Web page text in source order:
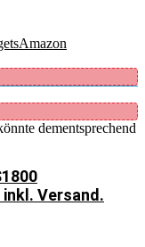
Amazon
dementsprechend
Versand.